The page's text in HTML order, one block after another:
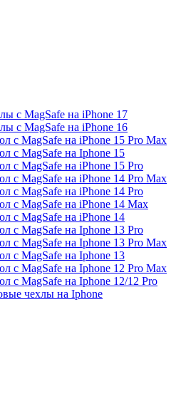
с MagSafe на iPhone 17
с MagSafe на iPhone 16
с MagSafe на iPhone 15 Pro Max
с MagSafe на Iphone 15
с MagSafe на iPhone 15 Pro
с MagSafe на iPhone 14 Pro Max
с MagSafe на iPhone 14 Pro
с MagSafe на iPhone 14 Max
с MagSafe на iPhone 14
с MagSafe на Iphone 13 Pro
с MagSafe на Iphone 13 Pro Max
с MagSafe на Iphone 13
с MagSafe на Iphone 12 Pro Max
с MagSafe на Iphone 12/12 Pro
чехлы на Iphone